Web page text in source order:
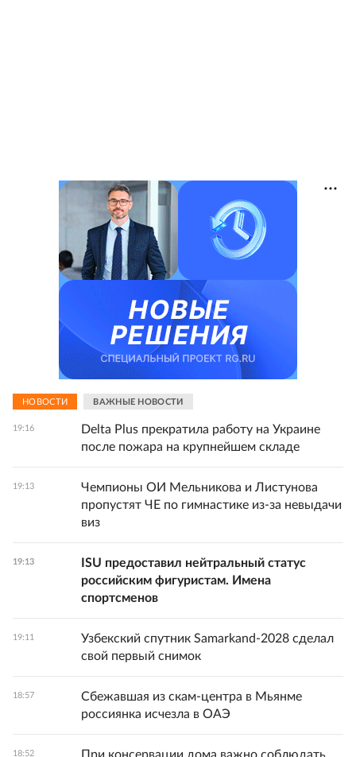
НОВОСТИ ВАЖНЫЕ НОВОСТИ
19:16
Delta Plus прекратила работу на Украине
после пожара на крупнейшем складе
19:13
Чемпионы ОИ Мельникова и Листунова
пропустят ЧЕ по гимнастике из-за невыдачи
виз
19:13
ISU предоставил нейтральный статус
российским фигуристам. Имена
спортсменов
19:11
Узбекский спутник Samarkand-2028 сделал
свой первый снимок
18:57
Сбежавшая из скам-центра в Мьянме
россиянка исчезла в ОАЭ
18:52